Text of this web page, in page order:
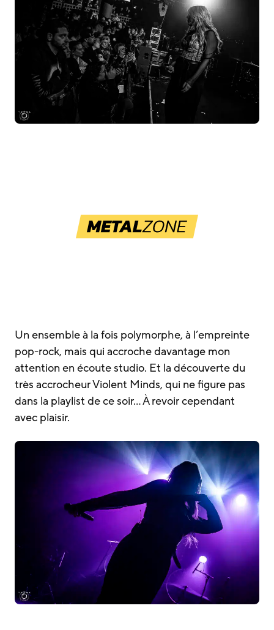
Un ensemble à la fois polymorphe, à l’empreinte
pop-rock, mais qui accroche davantage mon
attention en écoute studio. Et la découverte du
très accrocheur Violent Minds, qui ne figure pas
dans la playlist de ce soir… À revoir cependant
avec plaisir.